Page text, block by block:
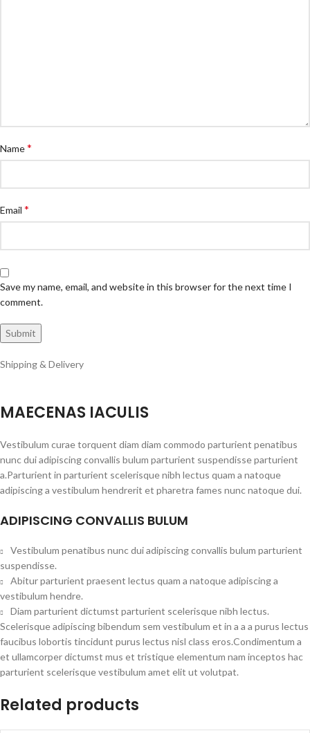
Name*
Email *
Save my name, email, and website in this browser for the next time I
comment.
Shipping & Delivery
MAECENAS IACULIS
Vestibulum curae torquent diam diam commodo parturient penatibus
nunc dui adipiscing convallis bulum parturient suspendisse parturient
a.Parturient in parturient scelerisque nibh lectus quam a natoque
adipiscing a vestibulum hendrerit et pharetra fames nunc natoque dui.
ADIPISCING CONVALLIS BULUM
Vestibulum penatibus nunc dui adipiscing convallis bulum parturient
suspendisse.
Abitur parturient praesent lectus quam a natoque adipiscing a
vestibulum hendre.
Diam parturient dictumst parturient scelerisque nibh lectus.
Scelerisque adipiscing bibendum sem vestibulum et in a a a purus lectus
faucibus lobortis tincidunt purus lectus nisl class eros.Condimentum a
et ullamcorper dictumst mus et tristique elementum nam inceptos hac
parturient scelerisque vestibulum amet elit ut volutpat.
Related products